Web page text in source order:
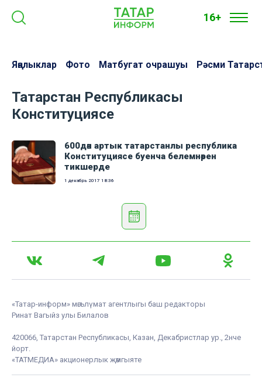
16+
Яңалыклар Фото Матбугат очрашуы Рәсми
Татарстан Республикасы
Конституциясе
600дән артык татарстанлы республика
Конституциясе буенча белемнәрен
тикшерде
1 декабрь 2017 18:36
«Татар-информ» мәгълүмат агентлыгы баш редакторы
Ринат Вагыйз улы Билалов
420066, Татарстан Республикасы, Казан, Декабристлар ур., 2нче
йорт.
«ТАТМЕДИА» акционерлык җәмгыяте